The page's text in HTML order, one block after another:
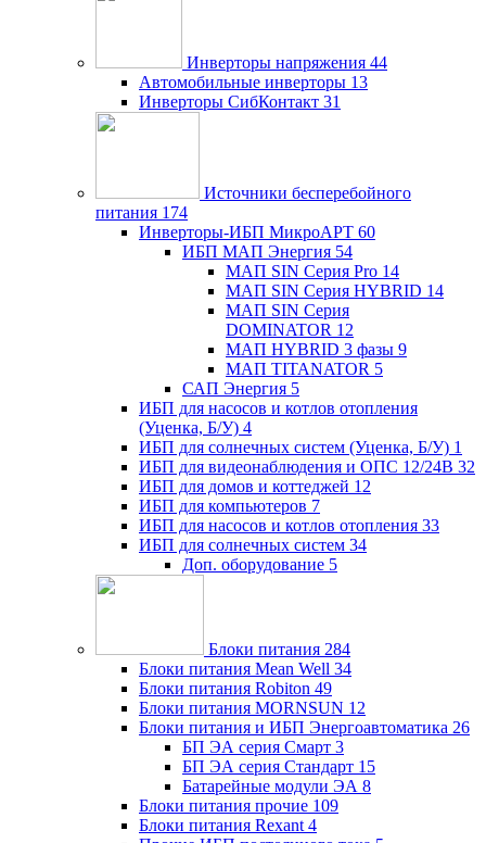
Инверторы напряжения 44
Автомобильные инверторы 13
Инверторы СибКонтакт 31
Источники бесперебойного
питания 174
Инверторы-ИБП МикроАРТ 60
ИБП МАП Энергия 54
МАП SIN Серия Pro 14
МАП SIN Серия HYBRID 14
МАП SIN Серия
DOMINATOR 12
МАП HYBRID 3 фазы 9
МАП TITANATOR 5
САП Энергия 5
ИБП для насосов и котлов отопления
(Уценка, Б/У) 4
ИБП для солнечных систем (Уценка, Б/У) 1
ИБП для видеонаблюдения и ОПС 12/24В 32
ИБП для домов и коттеджей 12
ИБП для компьютеров 7
ИБП для насосов и котлов отопления 33
ИБП для солнечных систем 34
Доп. оборудование 5
Блоки питания 284
Блоки питания Mean Well 34
Блоки питания Robiton 49
Блоки питания MORNSUN 12
Блоки питания и ИБП Энергоавтоматика 26
БП ЭА серия Смарт 3
БП ЭА серия Стандарт 15
Батарейные модули ЭА 8
Блоки питания прочие 109
Блоки питания Rexant 4